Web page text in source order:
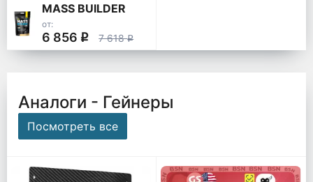
MASS BUILDER
от:
6 856 q 7 618q
Аналоги - Гейнеры
Посмотреть все